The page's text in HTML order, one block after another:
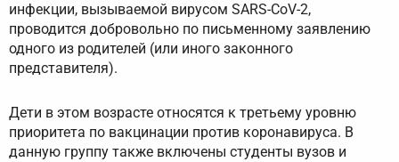
инфекции, вызываемой вирусом SARS-CoV-2,
проводится добровольно по письменному заявлению
одного из родителей (или иного законного
представителя).
Дети в этом возрасте относятся к третьему уровню
приоритета по вакцинации против коронавируса. В
данную группу также включены студенты вузов и